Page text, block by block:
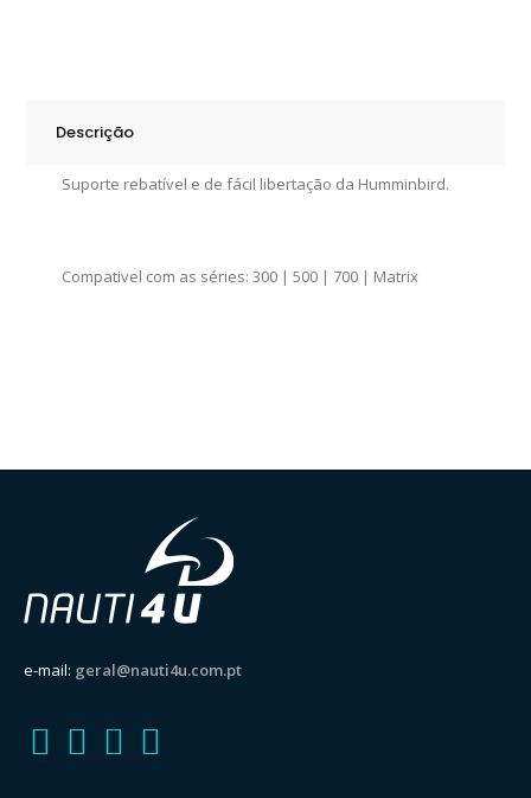
Descrição
Suporte rebatível e de fácil libertação da Humminbird.
Compativel com as séries: 300 | 500 | 700 | Matrix
e-mail: geral@nauti4u.com.pt